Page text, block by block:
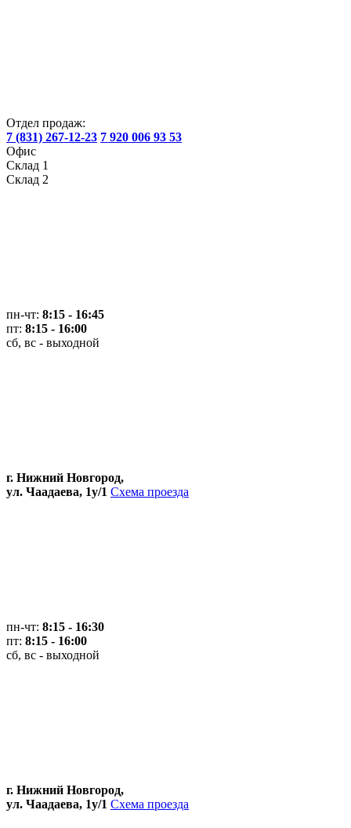
Отдел продаж:
7 (831) 267-12-23 7 920 006 93 53
Офис
Склад 1
Склад 2
пн-чт: 8:15 - 16:45
пт: 8:15 - 16:00
сб, вс - выходной
г. Нижний Новгород,
ул. Чаадаева, 1у/1 Схема проезда
пн-чт: 8:15 - 16:30
пт: 8:15 - 16:00
сб, вс - выходной
г. Нижний Новгород,
ул. Чаадаева, 1у/1 Схема проезда